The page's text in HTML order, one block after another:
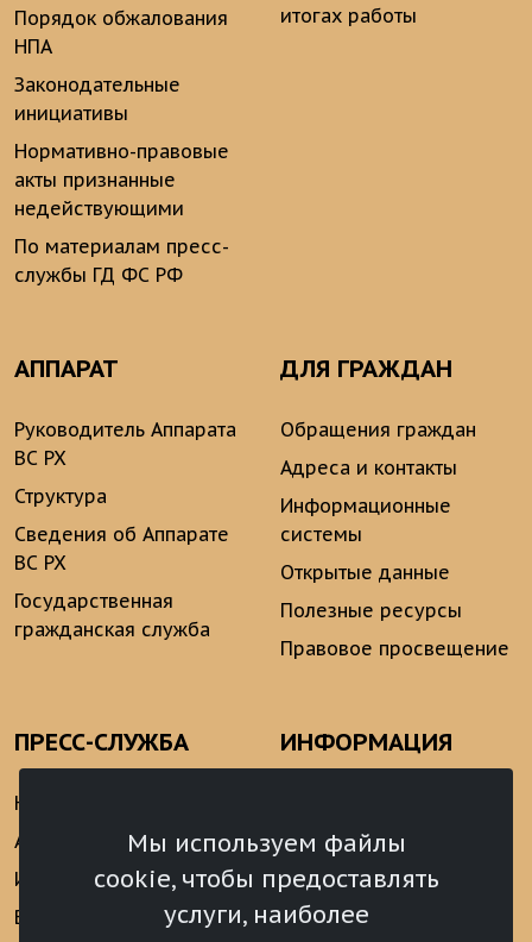
Мы используем файлы
cookie, чтобы предоставлять
услуги, наиболее
Порядок обжалования
НПА
Законодательные
инициативы
Нормативно-правовые
акты признанные
недействующими
По материалам пресс-
службы ГД ФС РФ
итогах работы
АППАРАТ
Руководитель Аппарата
ВС РХ
Структура
Сведения об Аппарате
ВС РХ
Государственная
гражданская служба
ДЛЯ ГРАЖДАН
Обращения граждан
Адреса и контакты
Информационные
системы
Открытые данные
Полезные ресурсы
Правовое просвещение
ПРЕСС-СЛУЖБА
Новости
Анонсы
Интервью
Видеоматериалы
ИНФОРМАЦИЯ
аналитические
материалы
Реализация Послания
Президента РФ